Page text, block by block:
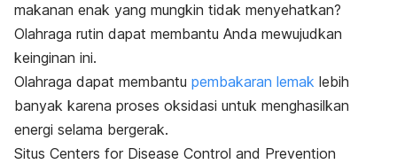
makanan enak yang mungkin tidak menyehatkan?
Olahraga rutin dapat membantu Anda mewujudkan
keinginan ini.
Olahraga dapat membantu pembakaran lemak lebih
banyak karena proses oksidasi untuk menghasilkan
energi selama bergerak.
Situs Centers for Disease Control and Prevention